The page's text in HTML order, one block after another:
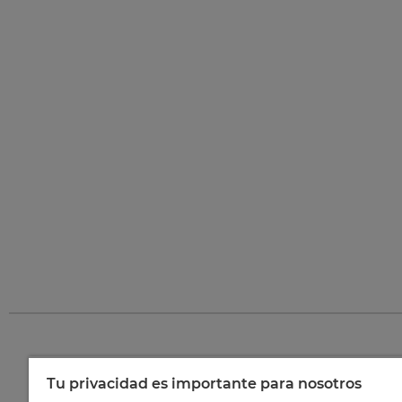
Tu privacidad es importante para nosotros